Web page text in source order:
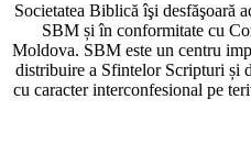
Societatea Biblică îşi desfăşoară
SBM și în conformitate cu
Moldova. SBM este un centru
distribuire a Sfintelor Scripturi și
cu caracter interconfesional pe